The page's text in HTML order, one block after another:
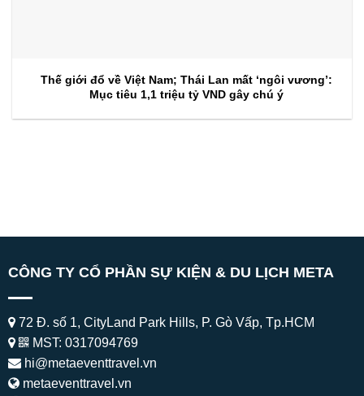
Thế giới đổ về Việt Nam; Thái Lan mất ‘ngôi vương’:
Mục tiêu 1,1 triệu tỷ VND gây chú ý
CÔNG TY CỔ PHẦN SỰ KIỆN & DU LỊCH META
72 Đ. số 1, CityLand Park Hills, P. Gò Vấp, Tp.HCM
MST: 0317094769
hi@metaeventtravel.vn
metaeventtravel.vn